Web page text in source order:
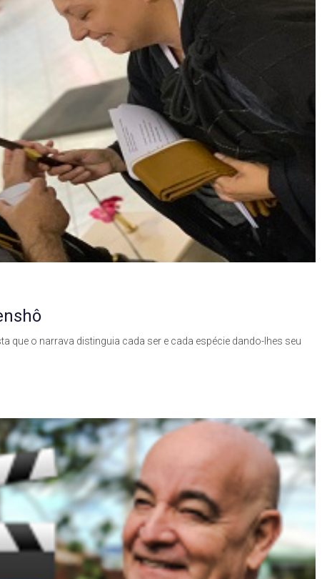
que o narrava distinguia cada ser e cada espécie dando-lhes seu